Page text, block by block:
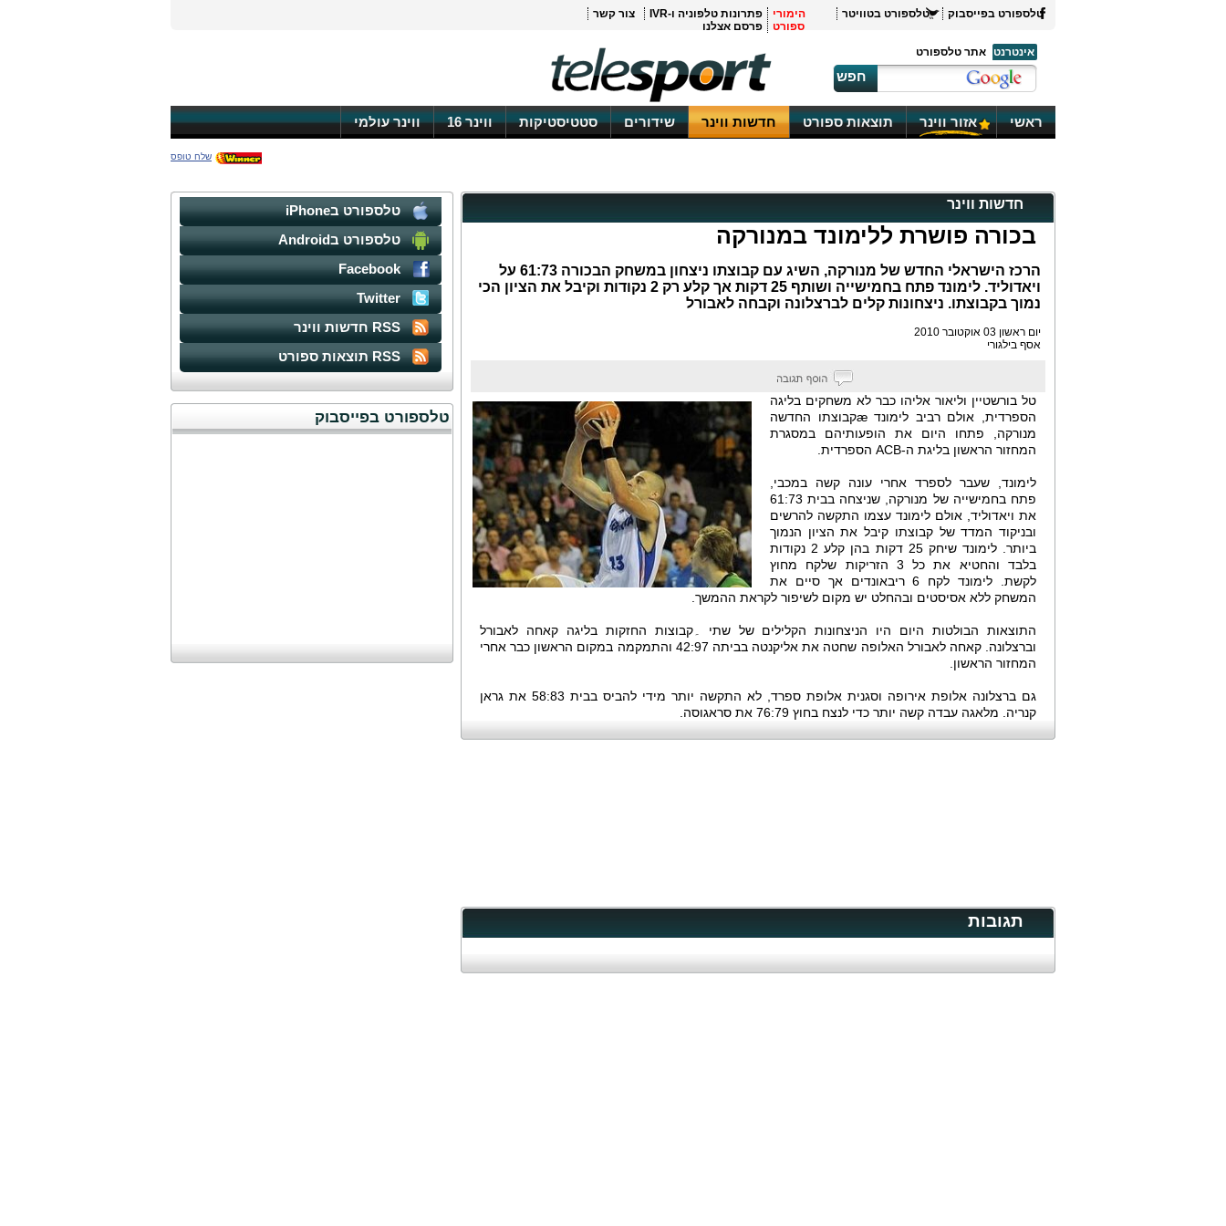
טלספורט בפייסבוק טלספורט בטוויטר
הימורי
ספורט
פתרונות טלפוניה ו-IVR
צור קשר
פרסם אצלנו
אינטרנט
אתר טלספורט
חפש
ראשי אזור ווינר תוצאות ספורט חדשות ווינר שידורים סטטיסטיקות ווינר 16 ווינר עולמי
שלח טופס
חדשות ווינר
בכורה פושרת ללימונד במנורקה
הרכז הישראלי החדש של מנורקה, השיג עם קבוצתו ניצחון במשחק הבכורה 61:73 על
ויאדוליד. לימונד פתח בחמישייה ושותף 25 דקות אך קלע רק 2 נקודות וקיבל את הציון הכי
נמוך בקבוצתו. ניצחונות קלים לברצלונה וקבחה לאבורל
יום ראשון 03 אוקטובר 2010
אסף בילגורי
טל בורשטיין וליאור אליהו כבר לא משחקים בליגה
הספרדית, אולם רביב לימונד ӕקבוצתו החדשה
מנורקה, פתחו היום את הופעותיהם במסגרת
המחזור הראשון בליגת ה-ACB הספרדית.
לימונד, שעבר לספרד אחרי עונה קשה במכבי,
פתח בחמישייה של מנורקה, שניצחה בבית 61:73
את ויאדוליד, אולם לימונד עצמו התקשה להרשים
ובניקוד המדד של קבוצתו קיבל את הציון הנמוך
ביותר. לימונד שיחק 25 דקות בהן קלע 2 נקודות
בלבד והחטיא את כל 3 הזריקות שלקח מחוץ
לקשת. לימונד לקח 6 ריבאונדים אך סיים את
המשחק ללא אסיסטים ובהחלט יש מקום לשיפור לקראת ההמשך.
התוצאות הבולטות היום היו הניצחונות הקלילים של שתי ۔קבוצות החזקות בליגה קאחה לאבורל
וברצלונה. קאחה לאבורל האלופה שחטה את אליקנטה בביתה 42:97 והתמקמה במקום הראשון כבר אחרי
המחזור הראשון.
גם ברצלונה אלופת אירופה וסגנית אלופת ספרד, לא התקשה יותר מידי להביס בבית 58:83 את גראן
קנריה. מלאגה עבדה קשה יותר כדי לנצח בחוץ 76:79 את סראגוסה.
תגובות
טלספורט בiPhone
טלספורט בAndroid
Facebook
Twitter
RSS חדשות ווינר
RSS תוצאות ספורט
טלספורט בפייסבוק